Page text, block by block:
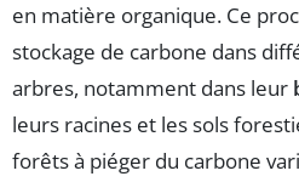
en matière organique. Ce
stockage de carbone dans
arbres, notamment dans leur
leurs racines et les sols
forêts à piéger du carbone